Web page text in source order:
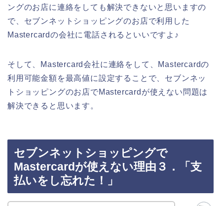
ングのお店に連絡をしても解決できないと思いますの
で、セブンネットショッピングのお店で利用した
Mastercardの会社に電話されるといいですよ♪
そして、Mastercard会社に連絡をして、Mastercardの
利用可能金額を最高値に設定することで、セブンネッ
トショッピングのお店でMastercardが使えない問題は
解決できると思います。
セブンネットショッピングで
Mastercardが使えない理由３．「支
払いをし忘れた！」